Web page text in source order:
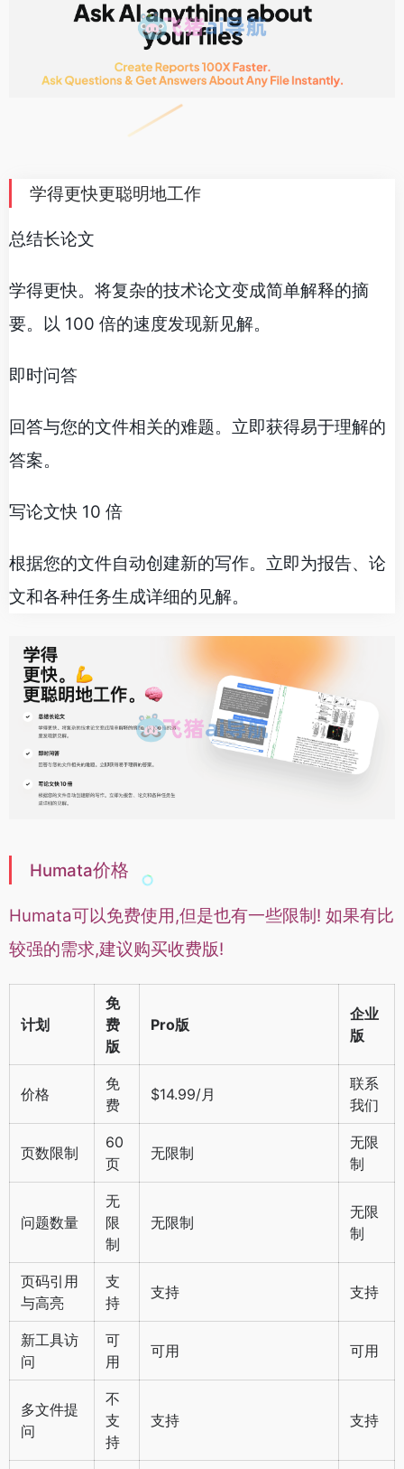
学得更快更聪明地工作
总结长论文
学得更快。将复杂的技术论文变成简单解释的摘
要。以 100 倍的速度发现新见解。
即时问答
回答与您的文件相关的难题。立即获得易于理解的
答案。
写论文快 10 倍
根据您的文件自动创建新的写作。立即为报告、论
文和各种任务生成详细的见解。
Humata价格
Humata可以免费使用,但是也有一些限制! 如果有比
较强的需求,建议购买收费版!
计划
免
费
版
Pro版
企业
版
价格
免
费
$14.99/月
联系
我们
页数限制
60
页
无限制
无限
制
问题数量
无
限
制
无限制
无限
制
页码引用
与高亮
支
持
支持 支持
新工具访
问
可
用
可用 可用
多文件提
问
不
支
持
支持 支持